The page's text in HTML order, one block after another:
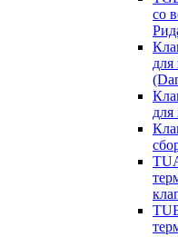
со